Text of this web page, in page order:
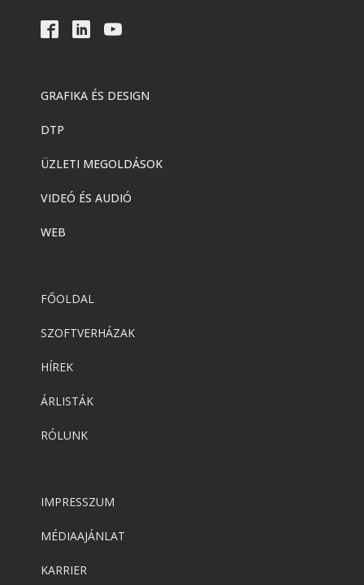
GRAFIKA ÉS DESIGN
DTP
ÜZLETI MEGOLDÁSOK
VIDEÓ ÉS AUDIÓ
WEB
FŐOLDAL
SZOFTVERHÁZAK
HÍREK
ÁRLISTÁK
RÓLUNK
IMPRESSZUM
MÉDIAAJÁNLAT
KARRIER